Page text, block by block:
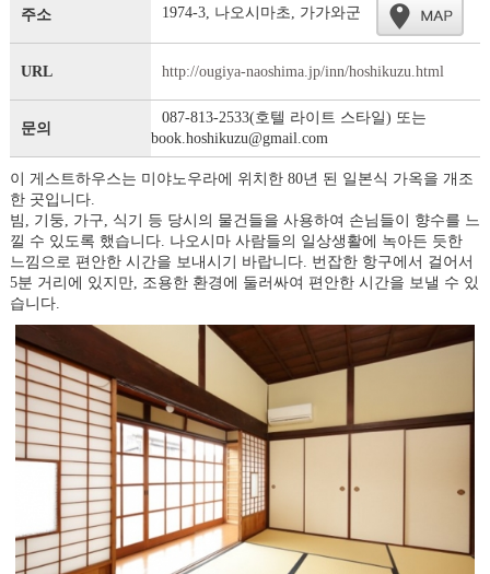
주소 1974-3, 나오시마초, 가가와군
URL http://ougiya-naoshima.jp/inn/hoshikuzu.html
문의
087-813-2533(호텔 라이트 스타일) 또는
book.hoshikuzu@gmail.com
이 게스트하우스는 미야노우라에 위치한 80년 된 일본식 가옥을 개조
한 곳입니다.
빔, 기둥, 가구, 식기 등 당시의 물건들을 사용하여 손님들이 향수를 느
낄 수 있도록 했습니다. 나오시마 사람들의 일상생활에 녹아든 듯한
느낌으로 편안한 시간을 보내시기 바랍니다. 번잡한 항구에서 걸어서
5분 거리에 있지만, 조용한 환경에 둘러싸여 편안한 시간을 보낼 수 있
습니다.